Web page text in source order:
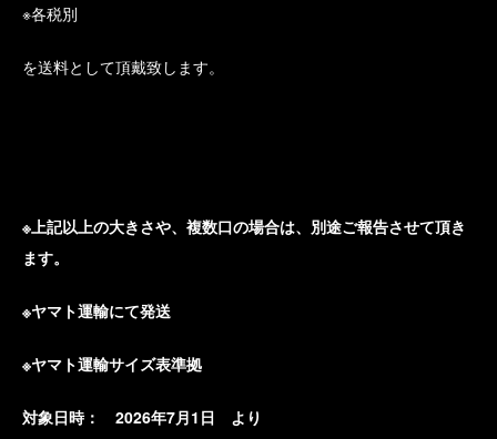
※各税別
を送料として頂戴致します。
※ 上記以上の大きさや、複数口の場合は、別途ご報告させて頂き
ます。
※ヤマト運輸にて発送
※ヤマト運輸サイズ表準拠
対象日時： 2026年7月1 日 より